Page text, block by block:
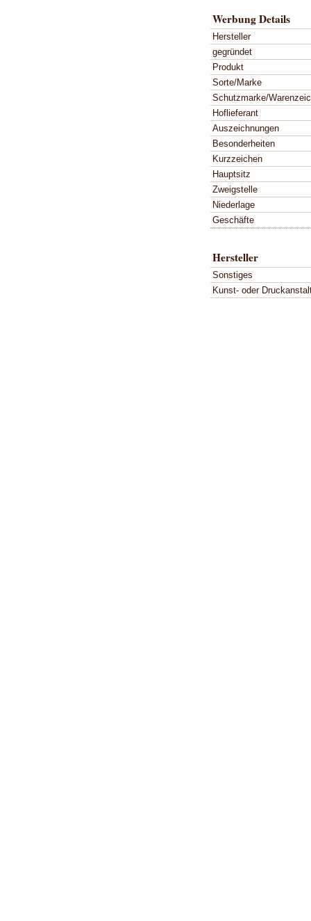
Werbung Details
Hersteller
gegründet
Produkt
Sorte/Marke
Schutzmarke/
Hoflieferant
Auszeichnungen
Besonderheiten
Kurzzeichen
Hauptsitz
Zweigstelle
Niederlage
Geschäfte
Hersteller
Sonstiges
Kunst- oder